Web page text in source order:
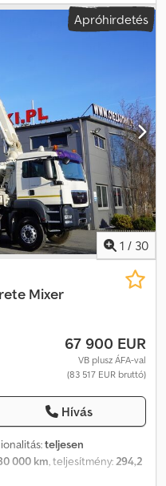
, hajtástípus:mechanikai,
426 h,
légkondicionálás
teherautó / 426 MTH !!! /
6 hengeres 400 LE
Putzmeister Pumi
távirányítóval és
magasság 18 méter 426 MTH
Tachográf
Nagyon jó műszaki
Apróhirdetés
1 / 30
Mixer
67 900 EUR
VB plusz ÁFA-val
(83 517 EUR bruttó)
Hívás
teljesen
000 km, teljesítmény:294,2